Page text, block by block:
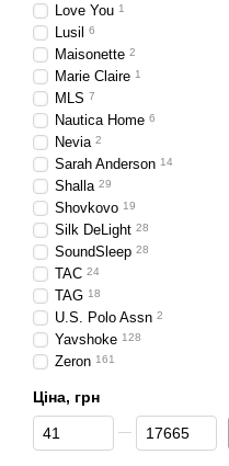
Love You 1
Lusil 6
Maisonette 2
Marie Claire 1
MLS 7
Nautica Home 6
Nevia 2
Sarah Anderson 14
Shalla 29
Shovkovo 19
Silk DeLight 28
SoundSleep 28
TAC 24
TAG 18
U.S. Polo Assn 2
Yavshoke 128
Zeron 161
Ціна, грн
Від Ціна, грн
До Ціна, грн